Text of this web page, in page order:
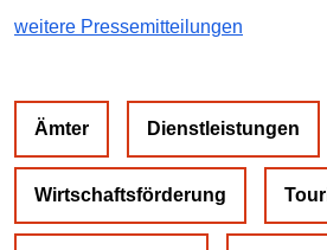
weitere Pressemitteilungen
Ämter Dienstleistungen
Wirtschaftsförderung